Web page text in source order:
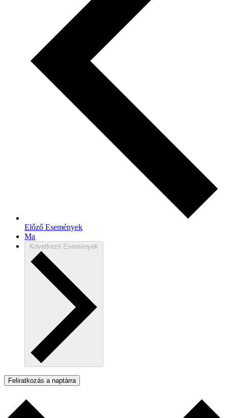
Előző Események
Ma
Következő Események
Feliratkozás a naptárra